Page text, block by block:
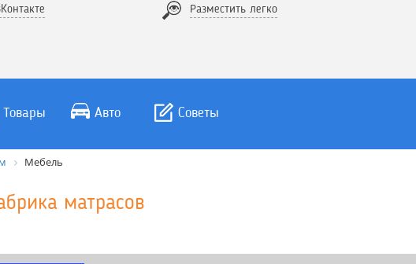
Разместить легко
Товары Авто Советы
Мебель
матрасов